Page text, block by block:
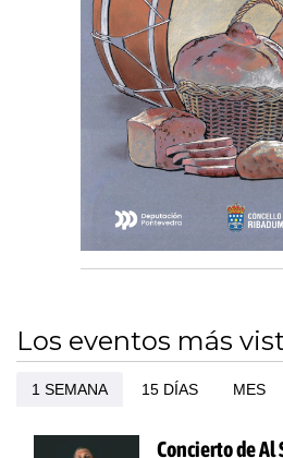
Los eventos más
1 SEMANA 15 DÍAS MES
Concierto de Al